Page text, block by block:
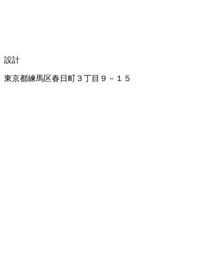
設計
東京都練馬区春日町３丁目９－１５